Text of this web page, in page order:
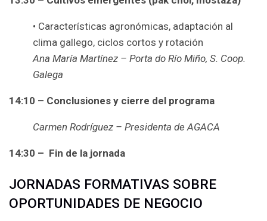
• Características agronómicas, adaptación al
clima gallego, ciclos cortos y rotación
Ana María Martínez – Porta do Río Miño, S. Coop.
Galega
14:10 – Conclusiones y cierre del programa
Carmen Rodríguez – Presidenta de AGACA
14:30 – Fin de la jornada
JORNADAS FORMATIVAS SOBRE
OPORTUNIDADES DE NEGOCIO